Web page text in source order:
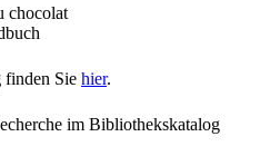
chocolat
finden Sie hier.
im Bibliothekskatalog